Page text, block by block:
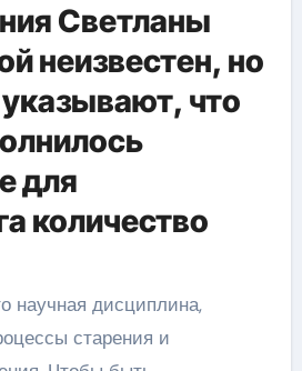
Светланы
неизвестен, но
что
для
количество
научная дисциплина,
старения и